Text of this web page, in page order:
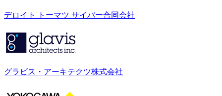
デロイト トーマツ サイバー合同会社
グラビス・アーキテクツ株式会社